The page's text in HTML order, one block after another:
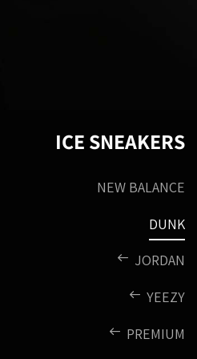
ICE SNEAKERS
NEW BALANCE
DUNK
JORDAN
YEEZY
PREMIUM